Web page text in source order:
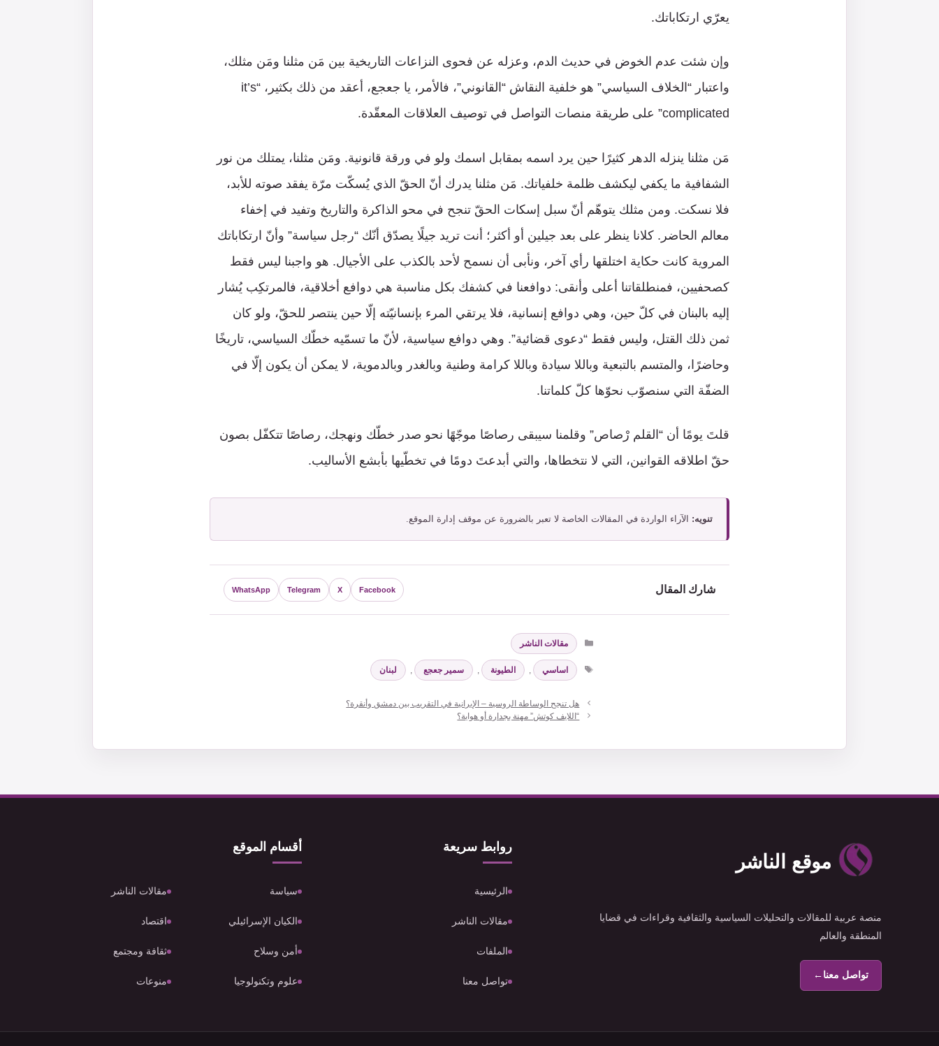
يعرّي ارتكاباتك.
وإن شئت عدم الخوض في حديث الدم، وعزله عن فحوى النزاعات التاريخية بين مَن مثلنا ومَن مثلك،
واعتبار “الخلاف السياسي” هو خلفية النقاش “القانوني”، فالأمر، يا جعجع، أعقد من ذلك بكثير، “it’s
complicated” على طريقة منصات التواصل في توصيف العلاقات المعقّدة.
مَن مثلنا ينزله الدهر كثيرًا حين يرد اسمه بمقابل اسمك ولو في ورقة قانونية. ومَن مثلنا، يمتلك من نور
الشفافية ما يكفي ليكشف ظلمة خلفياتك. مَن مثلنا يدرك أنّ الحقّ الذي يُسكّت مرّة يفقد صوته للأبد،
فلا نسكت. ومن مثلك يتوهّم أنّ سبل إسكات الحقّ تنجح في محو الذاكرة والتاريخ وتفيد في إخفاء
معالم الحاضر. كلانا ينظر على بعد جيلين أو أكثر؛ أنت تريد جيلًا يصدّق أنّك “رجل سياسة” وأنّ ارتكاباتك
المروية كانت حكاية اختلقها رأي آخر، ونأبى أن نسمح لأحد بالكذب على الأجيال. هو واجبنا ليس فقط
كصحفيين، فمنطلقاتنا أعلى وأنقى: دوافعنا في كشفك بكل مناسبة هي دوافع أخلاقية، فالمرتكِب يُشار
إليه بالبنان في كلّ حين، وهي دوافع إنسانية، فلا يرتقي المرء بإنسانيّته إلّا حين ينتصر للحقّ، ولو كان
ثمن ذلك القتل، وليس فقط “دعوى قضائية”. وهي دوافع سياسية، لأنّ ما تسمّيه خطّك السياسي، تاريخًا
وحاضرًا، والمتسم بالتبعية وباللا سيادة وباللا كرامة وطنية وبالغدر وبالدموية، لا يمكن أن يكون إلّا في
الضفّة التي سنصوّب نحوّها كلّ كلماتنا.
قلتَ يومًا أن “القلم رْصاص” وقلمنا سيبقى رصاصًا موجّهًا نحو صدر خطّك ونهجك، رصاصًا تتكفّل بصون
حقّ اطلاقه القوانين، التي لا نتخطاها، والتي أبدعتَ دومًا في تخطّيها بأبشع الأساليب.
تنويه: الآراء الواردة في المقالات الخاصة لا تعبر بالضرورة عن موقف إدارة الموقع.
شارك المقال Facebook
X
Telegram
WhatsApp
التصنيفات
مقالات الناشر
الوسوم
اساسي الطيونة سمير جعجع لبنان
هل تنجح الوساطة الروسية – الإيرانية في التقريب بين دمشق وأنقرة؟
“اللايف كوتش” مهنة بجدارة أو هواية؟
موقع الناشر
منصة عربية للمقالات والتحليلات السياسية والثقافية وقراءات في قضايا
المنطقة والعالم
تواصل معنا←
روابط سريعة
الرئيسية
مقالات الناشر
الملفات
تواصل معنا
أقسام الموقع
سياسة مقالات الناشر
الكيان الإسرائيلي اقتصاد
أمن وسلاح ثقافة ومجتمع
علوم وتكنولوجيا منوعات